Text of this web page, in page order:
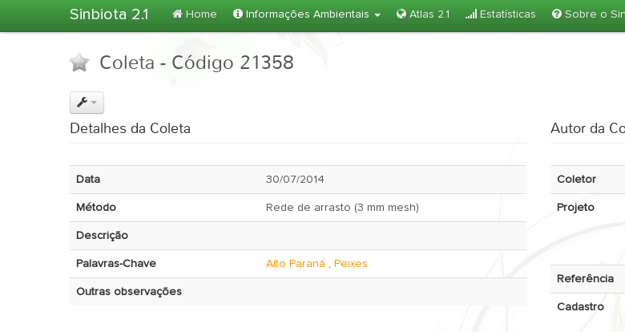
Sinbiota 2.1 Home Informações Ambientais Atlas 2.1 Estatísticas Sobre o
Coleta - Código 21358
Detalhes da Coleta
Data 30/07/2014
Método Rede de arrasto (3 mm mesh)
Descrição
Palavras-Chave Alto Paraná , Peixes
Outras observações
Autor da
Coletor
Projeto
Referência
Cadastro